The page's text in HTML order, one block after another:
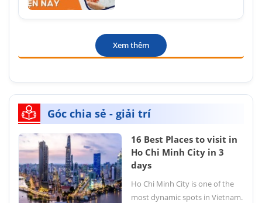
Xem thêm
Góc chia sẻ - giải trí
16 Best Places to visit in
Ho Chi Minh City in 3
days
Ho Chi Minh City is one of the
most dynamic spots in Vietnam.